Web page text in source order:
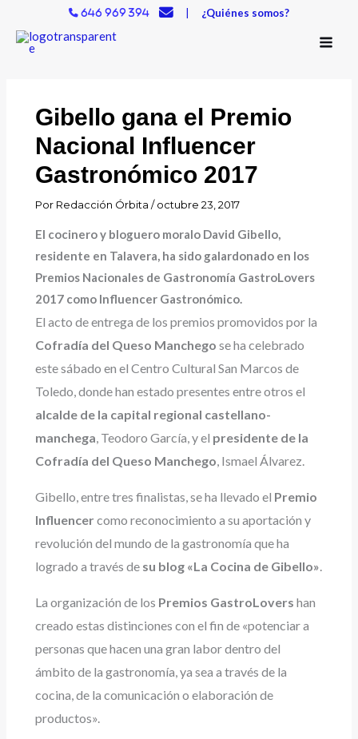
contenido
646 969 394 | ¿Quiénes somos?
Gibello gana el Premio
Nacional Influencer
Gastronómico 2017
Por Redacción Órbita/octubre 23, 2017
El cocinero y bloguero moralo David Gibello,
residente en Talavera, ha sido galardonado en los
Premios Nacionales de Gastronomía GastroLovers
2017 como Influencer Gastronómico.
El acto de entrega de los premios promovidos por la
Cofradía del Queso Manchego se ha celebrado
este sábado en el Centro Cultural San Marcos de
Toledo, donde han estado presentes entre otros el
alcalde de la capital regional castellano-
manchega, Teodoro García, y el presidente de la
Cofradía del Queso Manchego, Ismael Álvarez.
Gibello, entre tres finalistas, se ha llevado el Premio
Influencer como reconocimiento a su aportación y
revolución del mundo de la gastronomía que ha
logrado a través de su blog «La Cocina de Gibello».
La organización de los Premios GastroLovers han
creado estas distinciones con el fin de «potenciar a
personas que hacen una gran labor dentro del
ámbito de la gastronomía, ya sea a través de la
cocina, de la comunicación o elaboración de
productos».